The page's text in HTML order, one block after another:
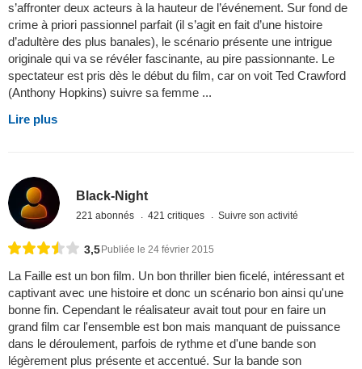
s’affronter deux acteurs à la hauteur de l’événement. Sur fond de
crime à priori passionnel parfait (il s’agit en fait d’une histoire
d’adultère des plus banales), le scénario présente une intrigue
originale qui va se révéler fascinante, au pire passionnante. Le
spectateur est pris dès le début du film, car on voit Ted Crawford
(Anthony Hopkins) suivre sa femme ...
Lire plus
Black-Night
221 abonnés 421 critiques Suivre son activité
3,5Publiée le 24 février 2015
La Faille est un bon film. Un bon thriller bien ficelé, intéressant et
captivant avec une histoire et donc un scénario bon ainsi qu'une
bonne fin. Cependant le réalisateur avait tout pour en faire un
grand film car l'ensemble est bon mais manquant de puissance
dans le déroulement, parfois de rythme et d'une bande son
légèrement plus présente et accentué. Sur la bande son